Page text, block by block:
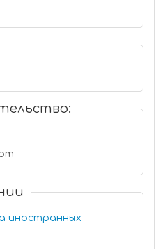
иностранных